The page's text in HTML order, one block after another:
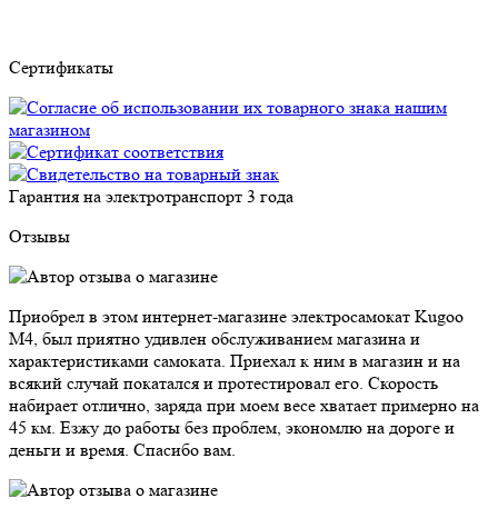
Сертификаты
Гарантия на электротранспорт 3 года
Отзывы
Приобрел в этом интернет-магазине электросамокат Kugoo
M4, был приятно удивлен обслуживанием магазина и
характеристиками самоката. Приехал к ним в магазин и на
всякий случай покатался и протестировал его. Скорость
набирает отлично, заряда при моем весе хватает примерно на
45 км. Езжу до работы без проблем, экономлю на дороге и
деньги и время. Спасибо вам.